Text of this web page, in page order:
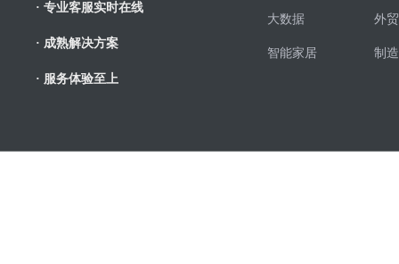
· 专业客服实时在线
· 成熟解决方案
· 服务体验至上
大数据 外
智能家居 制